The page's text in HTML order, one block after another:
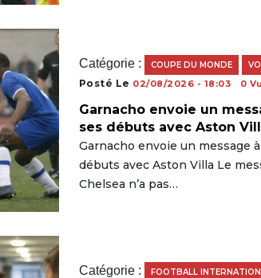
Catégorie : COUPE DU MONDE
Posté Le 02/08/2026 - 18:03 0
Garnacho envoie un
ses débuts avec Aston
Garnacho envoie un message
débuts avec Aston Villa Le
Chelsea n’a pas…
Catégorie : FOOTBALL